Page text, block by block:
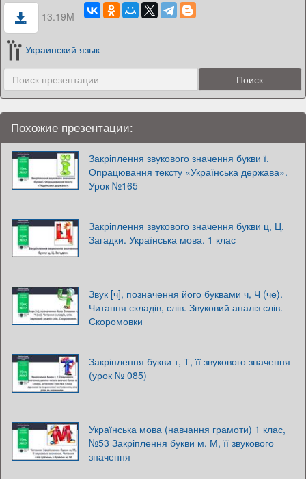
13.19M
Украинский язык
Похожие презентации:
Закріплення звукового значення букви ї.
Опрацювання тексту «Українська держава».
Урок №165
Закріплення звукового значення букви ц, Ц.
Загадки. Українська мова. 1 клас
Звук [ч], позначення його буквами ч, Ч (че).
Читання складів, слів. Звуковий аналіз слів.
Скоромовки
Закріплення букви т, Т, її звукового значення
(урок № 085)
Українська мова (навчання грамоти) 1 клас,
№53 Закріплення букви м, М, її звукового
значення